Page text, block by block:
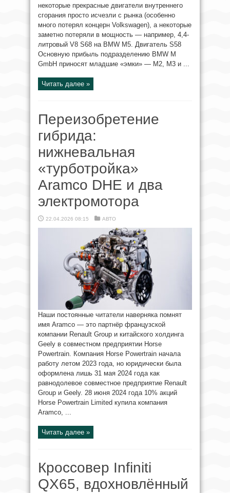
некоторые прекрасные двигатели внутреннего
сгорания просто исчезли с рынка (особенно
много потерял концерн Volkswagen), а некоторые
заметно потеряли в мощность — например, 4,4-
литровый V8 S68 на BMW M5. Двигатель S58
Основную прибыль подразделению BMW M
GmbH приносят младшие «эмки» — M2, M3 и ...
Читать далее »
Переизобретение
гибрида:
нижневальная
«турботройка»
Aramco DHE и два
электромотора
22.04.2026 08:15 АВТО
Наши постоянные читатели наверняка помнят
имя Aramco — это партнёр французской
компании Renault Group и китайского холдинга
Geely в совместном предприятии Horse
Powertrain. Компания Horse Powertrain начала
работу летом 2023 года, но юридически была
оформлена лишь 31 мая 2024 года как
равнодолевое совместное предприятие Renault
Group и Geely. 28 июня 2024 года 10% акций
Horse Powertrain Limited купила компания
Aramco, ...
Читать далее »
Кроссовер Infiniti
QX65, вдохновлённый